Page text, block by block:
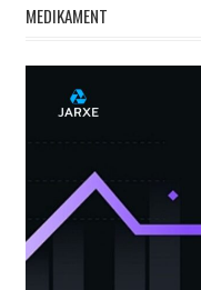
MEDIKAMENT